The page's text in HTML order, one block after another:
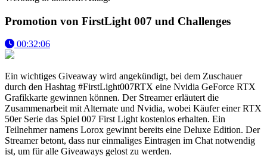
Promotion von FirstLight 007 und Challenges
00:32:06
Ein wichtiges Giveaway wird angekündigt, bei dem Zuschauer
durch den Hashtag #FirstLight007RTX eine Nvidia GeForce RTX
Grafikkarte gewinnen können. Der Streamer erläutert die
Zusammenarbeit mit Alternate und Nvidia, wobei Käufer einer RTX
50er Serie das Spiel 007 First Light kostenlos erhalten. Ein
Teilnehmer namens Lorox gewinnt bereits eine Deluxe Edition. Der
Streamer betont, dass nur einmaliges Eintragen im Chat notwendig
ist, um für alle Giveaways gelost zu werden.